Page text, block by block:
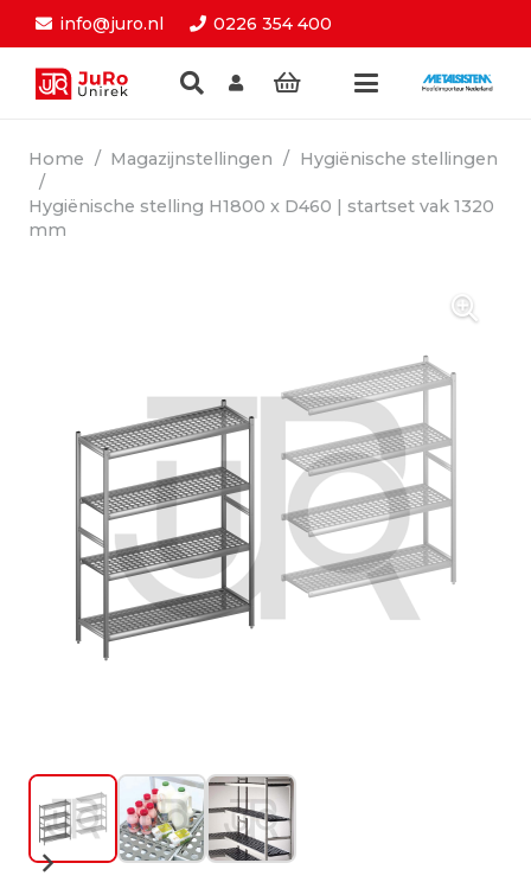
info@juro.nl 0226 354 400
Home / Magazijnstellingen / Hygiënische stellingen
/
Hygiënische stelling H1800 x D460 | startset vak 1320
mm